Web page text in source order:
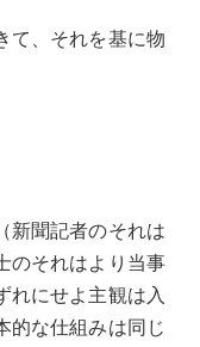
て、それを基に物
新聞記者のそれは
のそれはより当事
れにせよ主観は入
的な仕組みは同じ